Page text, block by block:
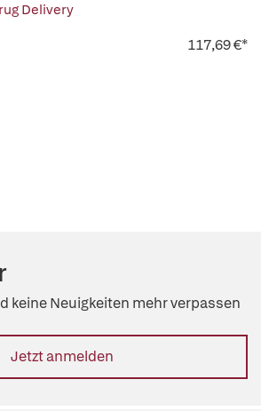
Delivery
117,69 €*
keine Neuigkeiten mehr verpassen
Jetzt anmelden